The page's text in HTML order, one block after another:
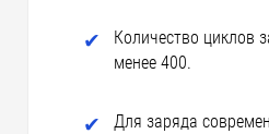
Количество циклов
менее 400.
Для заряда